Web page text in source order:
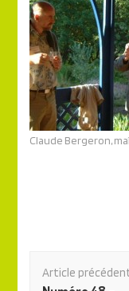
Claude Bergeron,
des
Article